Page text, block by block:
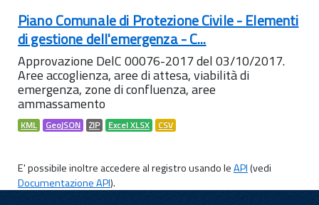
Piano Comunale di Protezione Civile - Elementi
di gestione dell'emergenza - C...
Approvazione DelC 00076-2017 del 03/10/2017.
Aree accoglienza, aree di attesa, viabilità di
emergenza, zone di confluenza, aree
ammassamento
KML GeoJSON ZIP Excel XLSX CSV
E' possibile inoltre accedere al registro usando leAPI(vedi
Documentazione API).